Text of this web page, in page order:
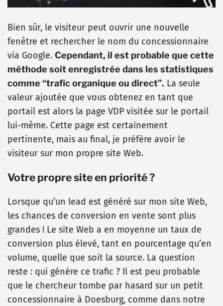
Bien sûr, le visiteur peut ouvrir une nouvelle
fenêtre et rechercher le nom du concessionnaire
via Google. Cependant, il est probable que cette
méthode soit enregistrée dans les statistiques
comme “trafic organique ou direct”. La seule
valeur ajoutée que vous obtenez en tant que
portail est alors la page VDP visitée sur le portail
lui-même. Cette page est certainement
pertinente, mais au final, je préfère avoir le
visiteur sur mon propre site Web.
Votre propre site en priorité ?
Lorsque qu’un lead est généré sur mon site Web,
les chances de conversion en vente sont plus
grandes ! Le site Web a en moyenne un taux de
conversion plus élevé, tant en pourcentage qu’en
volume, quelle que soit la source. La question
reste : qui génère ce trafic ? Il est peu probable
que le chercheur tombe par hasard sur un petit
concessionnaire à Doesburg, comme dans notre